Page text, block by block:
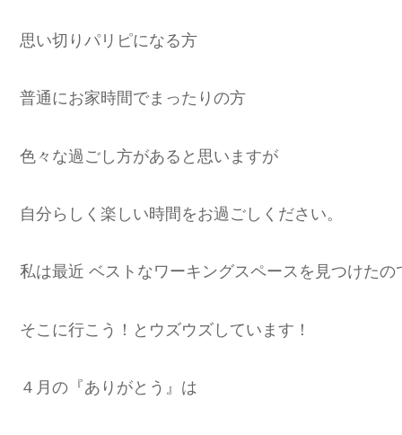
思い切りパリピになる方
普通にお家時間でまったりの方
色々な過ごし方があると思いますが
自分らしく楽しい時間をお過ごしください。
私は最近 ベストなワーキングスペースを見つけたの
そこに行こう！とウズウズしています！
４月の『ありがとう』は